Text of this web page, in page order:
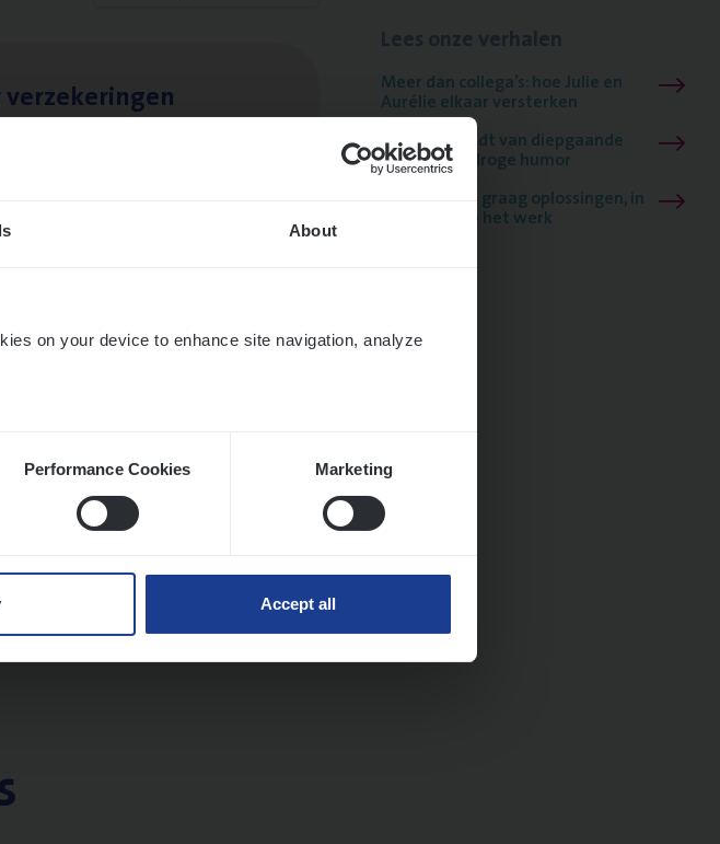
About
on your device to enhance site navigation, analyze
Performance Cookies Marketing
Accept all
Meer dan collega’s: hoe Julie en
Aurélie elkaar versterken
Mathias houdt van diepgaande
dossiers én droge humor
Thalia zoekt graag oplossingen, in
games én op het werk